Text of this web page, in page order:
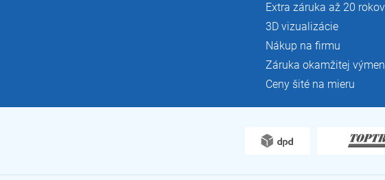
Extra záruka až 20 rokov
3D vizualizácie
Nákup na firmu
Záruka okamžitej
Ceny šité na mieru